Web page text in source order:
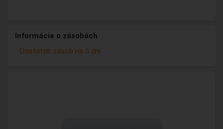
Informácie o zásobách
Dostatok zásob na 5 dní